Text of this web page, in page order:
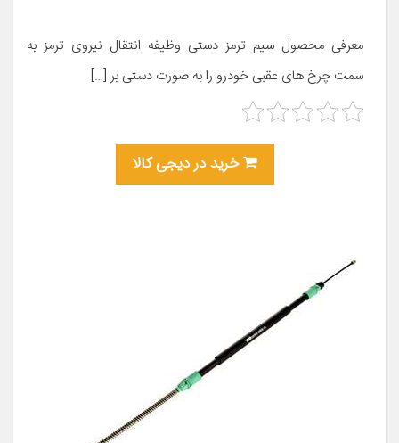
معرفی محصول سیم ترمز دستی وظیفه انتقال نیروی ترمز به
سمت چرخ های عقبی خودرو را به صورت دستی بر […]
خرید در دیجی کالا